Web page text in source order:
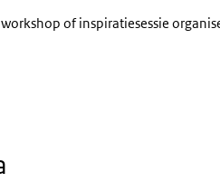
of inspiratiesessie